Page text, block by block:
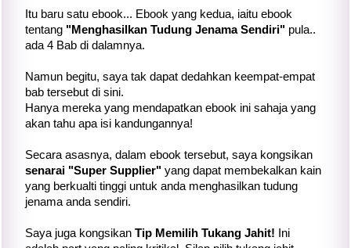
Itu baru satu ebook... Ebook yang kedua, iaitu ebook
tentang "Menghasilkan Tudung Jenama Sendiri" pula..
ada 4 Bab di dalamnya.
Namun begitu, saya tak dapat dedahkan keempat-empat
bab tersebut di sini.
Hanya mereka yang mendapatkan ebook ini sahaja yang
akan tahu apa isi kandungannya!
Secara asasnya, dalam ebook tersebut, saya kongsikan
senarai "Super Supplier" yang dapat membekalkan kain
yang berkualti tinggi untuk anda menghasilkan tudung
jenama anda sendiri.
Saya juga kongsikan Tip Memilih Tukang Jahit! Ini